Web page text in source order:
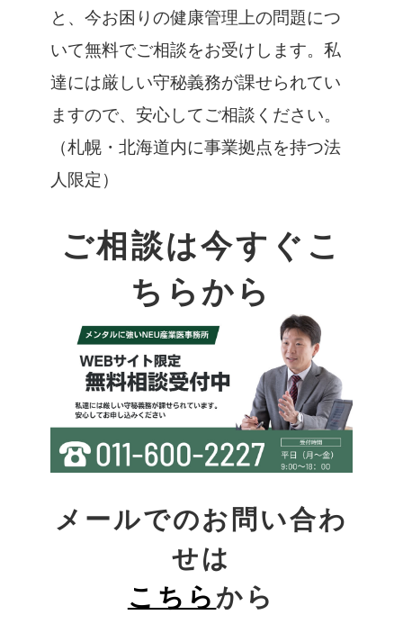
と、今お困りの健康管理上の問題につ
いて無料でご相談をお受けします。私
達には厳しい守秘義務が課せられてい
ますので、安心してご相談ください。
（札幌・北海道内に事業拠点を持つ法
人限定）
ご相談は今すぐこ
ちらから
メールでのお問い合わ
せは
こちら から